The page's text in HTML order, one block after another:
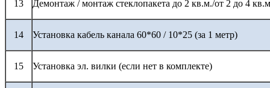
13 Демонтаж / монтаж стеклопакета до 2 кв.м./от 2 до 4
14 Установка кабель канала 60*60 / 10*25 (за 1 метр)
15 Установка эл. вилки (если нет в комплекте)